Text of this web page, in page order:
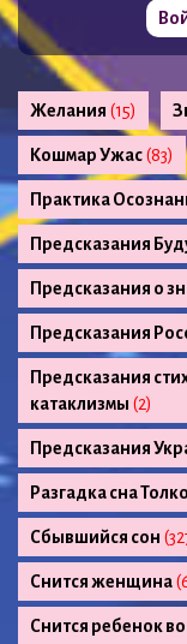
Желания (15)
Кошмар Ужас(83)
Практика
Предсказания
Предсказания о
Предсказания
Предсказания
катаклизмы (2)
Предсказания
Разгадка сна
Сбывшийся сон
Снится женщина
Снится ребенок во